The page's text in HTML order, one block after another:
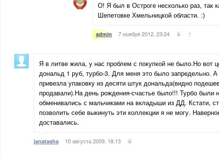
О! Я был в Остроге несколько раз, так
Шепетовке Хмельницкой области. :)
admin 7 ноября 2012, 23:24 ↑
Я в литве жила, у нас проблем с покупкой не было.Но вот
дональд 1 руб, турбо-3. Для меня это было запредельно. А
привезла упаковку из десяти штук дональда(видно
продавали).На день рождения-счастье было!!! Турбо были
обменивались с мальчиками на вкладыши из ДД. Кстати,
позволить себе выкинуть эти коллекции я не могу.
доставались.
janatasha 10 августа 2009, 18:13